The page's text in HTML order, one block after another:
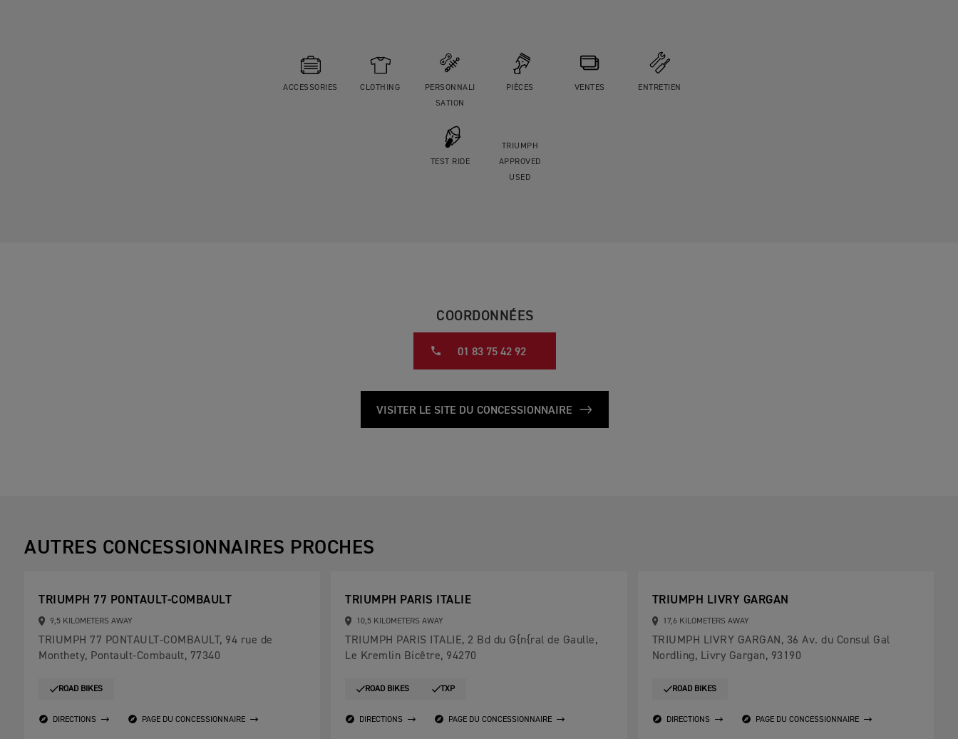
ACCESSORIES CLOTHING
PERSONNALI
SATION
PIÈCES VENTES ENTRETIEN
TEST RIDE
TRIUMPH
APPROVED
USED
COORDONNÉES
01 83 75 42 92
VISITER LE SITE DU CONCESSIONNAIRE
AUTRES CONCESSIONNAIRES PROCHES
TRIUMPH 77 PONTAULT-COMBAULT
9,5 KILOMETERS AWAY
TRIUMPH 77 PONTAULT-COMBAULT, 94 rue de
Monthety, Pontault-Combault, 77340
ROAD BIKES
DIRECTIONS PAGE DU CONCESSIONNAIRE
TRIUMPH PARIS ITALIE
10,5 KILOMETERS AWAY
TRIUMPH PARIS ITALIE, 2 Bd du G{n{ral de Gaulle,
Le Kremlin Bicêtre, 94270
ROAD BIKES TXP
DIRECTIONS PAGE DU CONCESSIONNAIRE
TRIUMPH LIVRY GARGAN
17,6 KILOMETERS AWAY
TRIUMPH LIVRY GARGAN, 36 Av. du Consul Gal
Nordling, Livry Gargan, 93190
ROAD BIKES
DIRECTIONS PAGE DU CONCESSIONNAIRE